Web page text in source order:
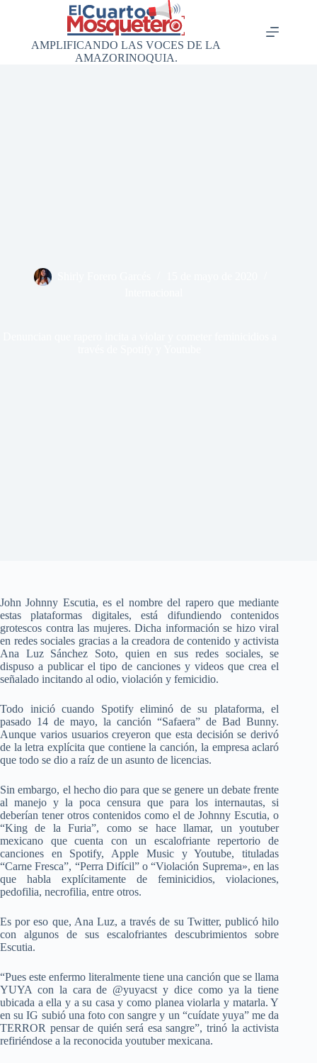
AMPLIFICANDO LAS VOCES DE LA
AMAZORINOQUIA.
John Johnny Escutia, es el nombre del rapero que mediante
estas plataformas digitales, está difundiendo contenidos
grotescos contra las mujeres. Dicha información se hizo viral
en redes sociales gracias a la creadora de contenido y activista
Ana Luz Sánchez Soto, quien en sus redes sociales, se
dispuso a publicar el tipo de canciones y videos que crea el
señalado incitando al odio, violación y femicidio.
Todo inició cuando Spotify eliminó de su plataforma, el
pasado 14 de mayo, la canción “Safaera” de Bad Bunny.
Aunque varios usuarios creyeron que esta decisión se derivó
de la letra explícita que contiene la canción, la empresa aclaró
que todo se dio a raíz de un asunto de licencias.
Sin embargo, el hecho dio para que se genere un debate frente
al manejo y la poca censura que para los internautas, si
deberían tener otros contenidos como el de Johnny Escutia, o
“King de la Furia”, como se hace llamar, un youtuber
mexicano que cuenta con un escalofriante repertorio de
canciones en Spotify, Apple Music y Youtube, tituladas
“Carne Fresca”, “Perra Difícil” o “Violación Suprema», en las
que habla explícitamente de feminicidios, violaciones,
pedofilia, necrofilia, entre otros.
Es por eso que, Ana Luz, a través de su Twitter, publicó hilo
con algunos de sus escalofriantes descubrimientos sobre
Escutia.
“Pues este enfermo literalmente tiene una canción que se llama
YUYA con la cara de @yuyacst y dice como ya la tiene
ubicada a ella y a su casa y como planea violarla y matarla. Y
en su IG subió una foto con sangre y un “cuídate yuya” me da
TERROR pensar de quién será esa sangre”, trinó la activista
refiriéndose a la reconocida youtuber mexicana.